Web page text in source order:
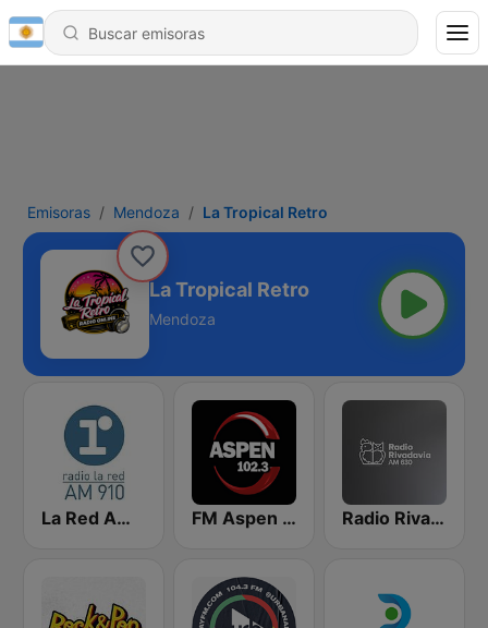
Emisoras Mendoza La Tropical Retro
La Tropical Retro
Mendoza
La Red AM 910 FM Aspen 102.3 Radio Rivadavia 630 AM